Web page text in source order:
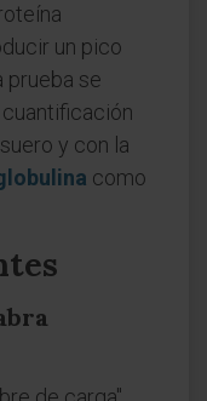
un pico
prueba se
y con la
como